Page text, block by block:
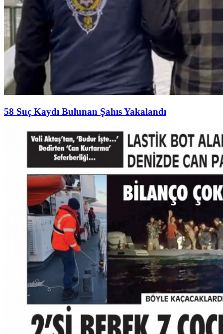
58 Suç Kaydı Bulunan Şahıs Yakalandı